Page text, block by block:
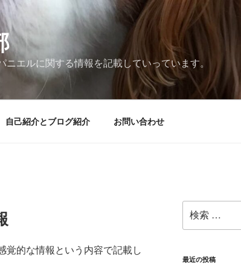
エルに関する情報を記載していっています。
自己紹介とブログ紹介 お問い合わせ
覚的な情報という内容で記載し
索:
最近の投稿